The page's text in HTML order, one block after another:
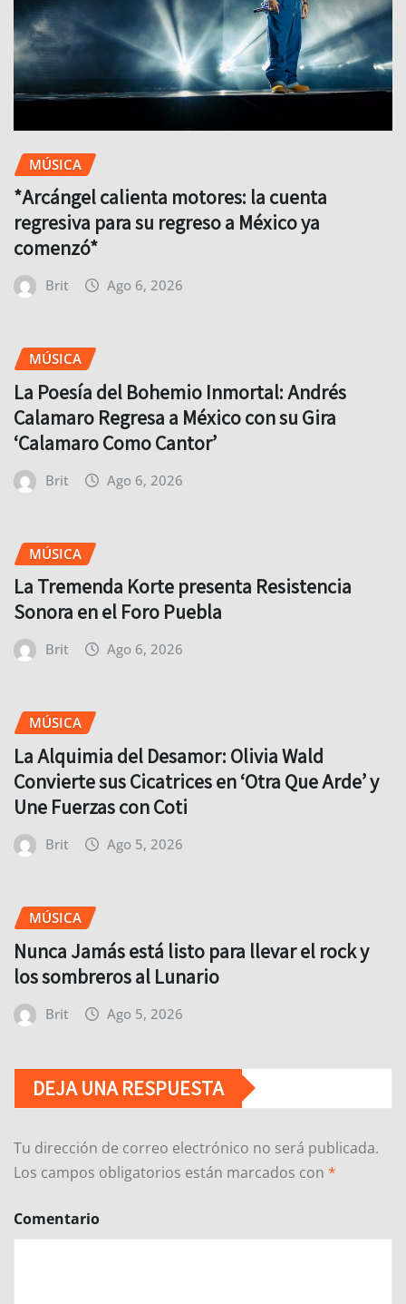
MÚSICA
*Arcángel calienta motores: la cuenta
regresiva para su regreso a México ya
comenzó*
Brit Ago 6, 2026
MÚSICA
La Poesía del Bohemio Inmortal: Andrés
Calamaro Regresa a México con su Gira
‘Calamaro Como Cantor’
Brit Ago 6, 2026
MÚSICA
La Tremenda Korte presenta Resistencia
Sonora en el Foro Puebla
Brit Ago 6, 2026
MÚSICA
La Alquimia del Desamor: Olivia Wald
Convierte sus Cicatrices en ‘Otra Que Arde’ y
Une Fuerzas con Coti
Brit Ago 5, 2026
MÚSICA
Nunca Jamás está listo para llevar el rock y
los sombreros al Lunario
Brit Ago 5, 2026
DEJA UNA RESPUESTA
Tu dirección de correo electrónico no será publicada.
Los campos obligatorios están marcados con *
Comentario